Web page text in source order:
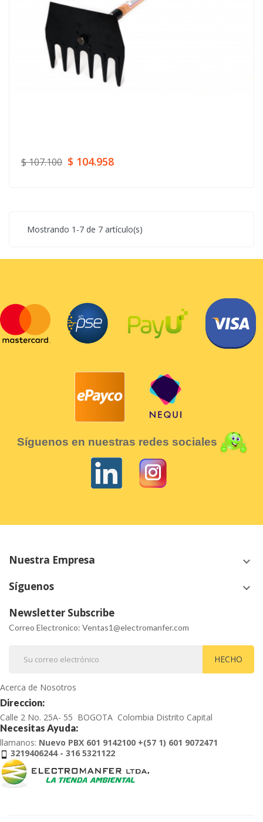
$ 107.100 $ 104.958
Mostrando 1-7 de 7 artículo(s)
Síguenos en nuestras redes sociales
Nuestra Empresa keyboard_arrow_down
Síguenos keyboard_arrow_down
Newsletter Subscribe
Correo Electronico: Ventas1@electromanfer.com
Acerca de Nosotros
Direccion:
Calle 2 No. 25A- 55 BOGOTA Colombia Distrito Capital
Necesitas Ayuda:
llamanos: Nuevo PBX 601 9142100 +(57 1) 601 9072471
3219406244 - 316 5321122